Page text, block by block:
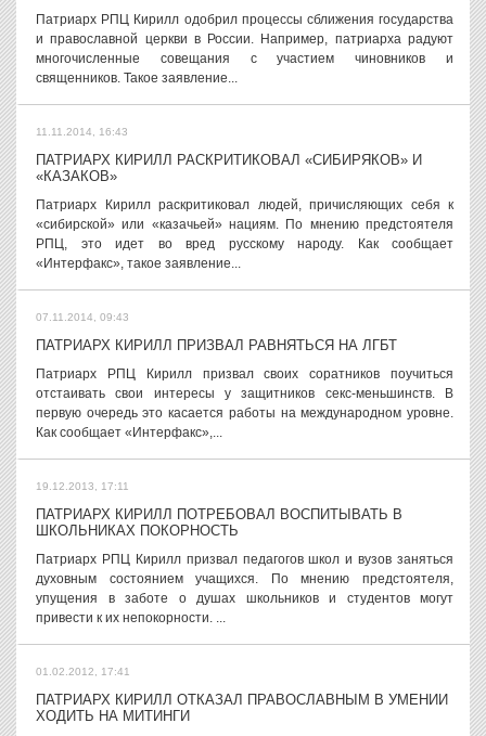
Патриарх РПЦ Кирилл одобрил процессы сближения государства
и православной церкви в России. Например, патриарха радуют
многочисленные совещания с участием чиновников и
священников. Такое заявление...
11.11.2014, 16:43
ПАТРИАРХ КИРИЛЛ РАСКРИТИКОВАЛ «СИБИРЯКОВ» И
«КАЗАКОВ»
Патриарх Кирилл раскритиковал людей, причисляющих себя к
«сибирской» или «казачьей» нациям. По мнению предстоятеля
РПЦ, это идет во вред русскому народу. Как сообщает
«Интерфакс», такое заявление...
07.11.2014, 09:43
ПАТРИАРХ КИРИЛЛ ПРИЗВАЛ РАВНЯТЬСЯ НА ЛГБТ
Патриарх РПЦ Кирилл призвал своих соратников поучиться
отстаивать свои интересы у защитников секс-меньшинств. В
первую очередь это касается работы на международном уровне.
Как сообщает «Интерфакс»,...
19.12.2013, 17:11
ПАТРИАРХ КИРИЛЛ ПОТРЕБОВАЛ ВОСПИТЫВАТЬ В
ШКОЛЬНИКАХ ПОКОРНОСТЬ
Патриарх РПЦ Кирилл призвал педагогов школ и вузов заняться
духовным состоянием учащихся. По мнению предстоятеля,
упущения в заботе о душах школьников и студентов могут
привести к их непокорности. ...
01.02.2012, 17:41
ПАТРИАРХ КИРИЛЛ ОТКАЗАЛ ПРАВОСЛАВНЫМ В УМЕНИИ
ХОДИТЬ НА МИТИНГИ